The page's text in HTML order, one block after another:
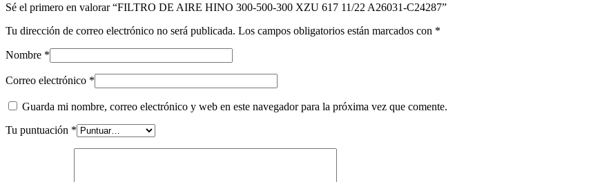
Sé el primero en valorar “FILTRO DE AIRE HINO 300-500-300 XZU 617 11/22 A26031-C24287”
Tu dirección de correo electrónico no será publicada. Los campos obligatorios están marcados con *
Nombre *
Correo electrónico *
Guarda mi nombre, correo electrónico y web en este navegador para la próxima vez que comente.
Tu puntuación *